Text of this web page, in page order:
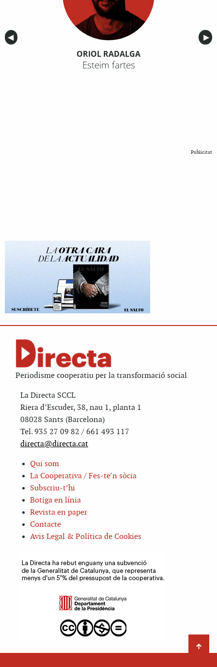
Anterior
◀︎ ▶︎
ORIOL RADALGA
Esteim fartes
Publicitat
Periodisme cooperatiu per la transformació social
La Directa SCCL
Riera d’Escuder, 38, nau 1, planta 1
08028 Sants (Barcelona)
Tel. 935 27 09 82 / 661 493 117
directa@directa.cat
Qui som
La Cooperativa / Fes-te’n sòcia
Subscriu-t’hi
Botiga en línia
Revista en paper
Contacte
Avis Legal & Política de Cookies